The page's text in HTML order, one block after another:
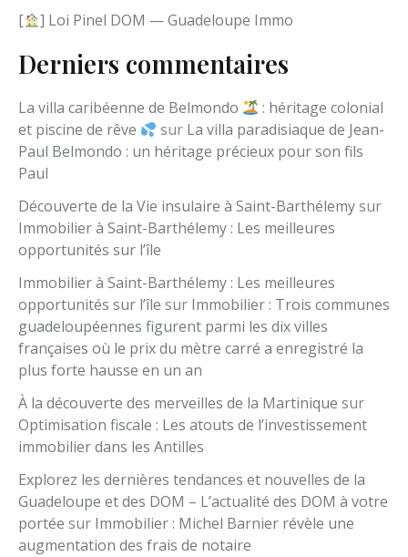
[
] Loi Pinel DOM — Guadeloupe Immo
Derniers commentaires
La villa caribéenne de Belmondo
: héritage colonial
et piscine de rêve
sur La villa paradisiaque de Jean-
Paul Belmondo : un héritage précieux pour son fils
Paul
Découverte de la Vie insulaire à Saint-Barthélemysur
Immobilier à Saint-Barthélemy : Les meilleures
opportunités sur l’île
Immobilier à Saint-Barthélemy : Les meilleures
opportunités sur l’île sur Immobilier : Trois communes
guadeloupéennes figurent parmi les dix villes
françaises où le prix du mètre carré a enregistré la
plus forte hausse en un an
À la découverte des merveilles de la Martinique sur
Optimisation fiscale : Les atouts de l’investissement
immobilier dans les Antilles
Explorez les dernières tendances et nouvelles de la
Guadeloupe et des DOM – L’actualité des DOM à votre
portée sur Immobilier : Michel Barnier révèle une
augmentation des frais de notaire